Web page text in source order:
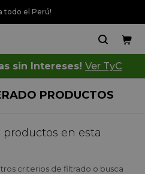
todo el Perú!
sin Intereses! Ver TyC
PRODUCTOS
productos en esta
criterios de filtrado o busca